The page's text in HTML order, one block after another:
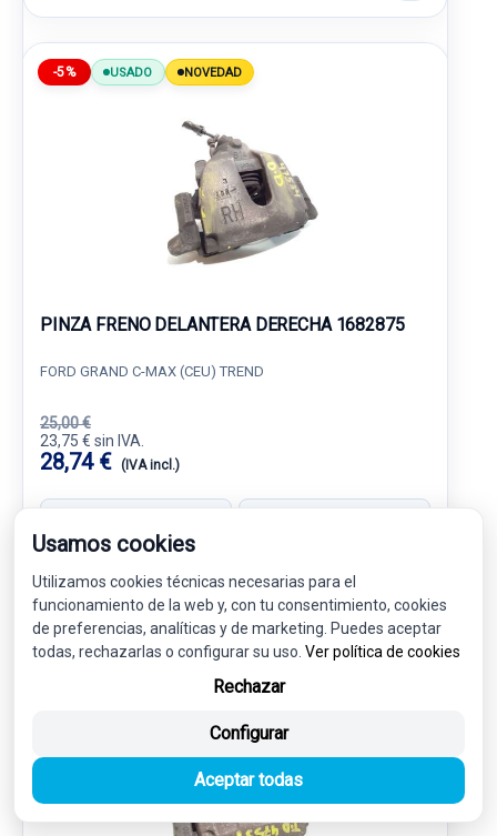
-5% USADO NOVEDAD
PINZA FRENO DELANTERA DERECHA 1682875
FORD GRAND C-MAX (CEU) TREND
25,00 €
23,75 € sin IVA.
28,74 € (IVA incl.)
Garantía 1 año Envío 24-48h
NOVEDAD
Usamos cookies
Utilizamos cookies técnicas necesarias para el
funcionamiento de la web y, con tu consentimiento, cookies
de preferencias, analíticas y de marketing. Puedes aceptar
todas, rechazarlas o configurar su uso. Ver política de cookies
Rechazar
Configurar
Aceptar todas